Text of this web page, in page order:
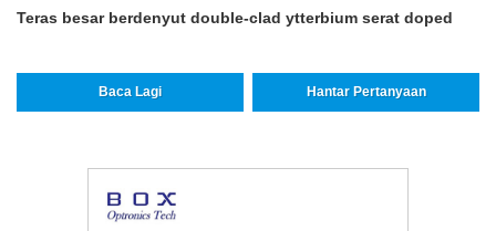
Teras besar berdenyut double-clad ytterbium serat doped
Baca Lagi Hantar Pertanyaan